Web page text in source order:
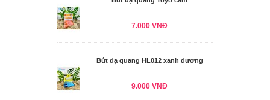
7.000 VNĐ
Bút dạ quang HL012 xanh dương
9.000 VNĐ